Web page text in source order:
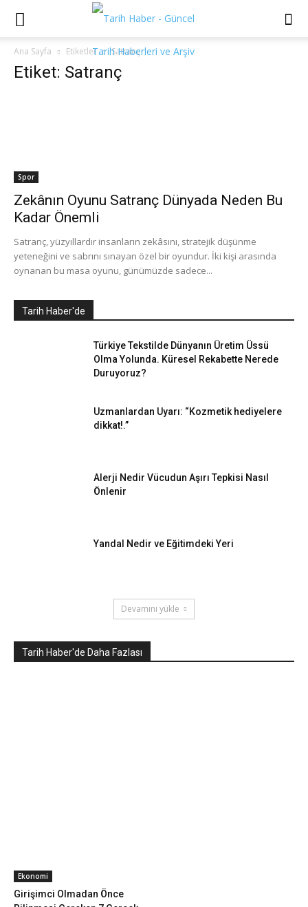
Ana Sayfa Etiketler Satranç
Etiket: Satranç
Spor
Zekânın Oyunu Satranç Dünyada Neden Bu
Kadar Önemli
Satranç, yüzyıllardır insanların zekâsını, stratejik düşünme
yeteneğini ve sabrını sınayan özel bir oyundur. İki kişi arasında
oynanan bu masa oyunu, günümüzde sadece...
Tarih Haber'de
Türkiye Tekstilde Dünyanın Üretim Üssü
Olma Yolunda. Küresel Rekabette Nerede
Duruyoruz?
Uzmanlardan Uyarı: “Kozmetik hediyelere
dikkat!.”
Alerji Nedir Vücudun Aşırı Tepkisi Nasıl
Önlenir
Yandal Nedir ve Eğitimdeki Yeri
Devamını yükle
Tarih Haber'de Daha Fazlası
Ekonomi
Girişimci Olmadan Önce